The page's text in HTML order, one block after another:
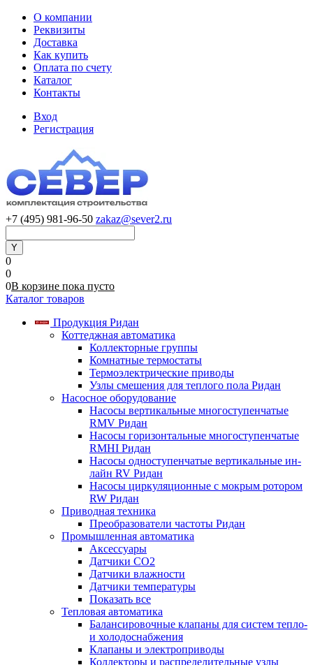
О компании
Реквизиты
Доставка
Как купить
Оплата по счету
Каталог
Контакты
Вход
Регистрация
+7 (495) 981-96-50 zakaz@sever2.ru
0
0
0В корзине пока пусто
Каталог товаров
Продукция Ридан
Коттеджная автоматика
Коллекторные группы
Комнатные термостаты
Термоэлектрические приводы
Узлы смешения для теплого пола Ридан
Насосное оборудование
Насосы вертикальные многоступенчатые
RMV Ридан
Насосы горизонтальные многоступенчатые
RMHI Ридан
Насосы одноступенчатые вертикальные ин-
лайн RV Ридан
Насосы циркуляционные с мокрым ротором
RW Ридан
Приводная техника
Преобразователи частоты Ридан
Промышленная автоматика
Аксессуары
Датчики CO2
Датчики влажности
Датчики температуры
Показать все
Тепловая автоматика
Балансировочные клапаны для систем тепло-
и холодоснабжения
Клапаны и электроприводы
Коллекторы и распределительные узлы